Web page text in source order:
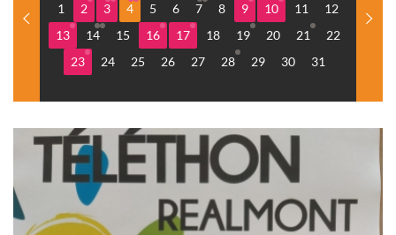
1 2 3 4 5 6 7 8 9 10 11
12
13
14 15 16 17 18 19 20 21
22
23
24 25 26 27 28 29 30 31